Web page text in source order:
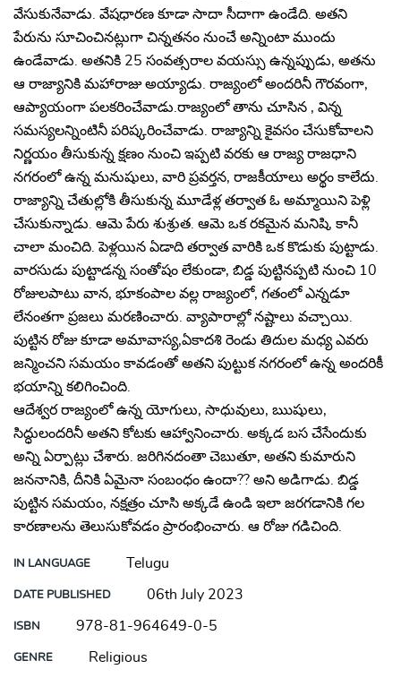
వేసుకునేవాడు. వేషధారణ కూడా సాదా సీదాగా ఉండేది. అతని
పేరును సూచించినట్లుగా చిన్నతనం నుంచే అన్నింటా ముందు
ఉండేవాడు. అతనికి 25 సంవత్సరాల వయస్సు ఉన్నప్పుడు, అతను
ఆ రాజ్యానికి మహారాజు అయ్యాడు. రాజ్యంలో అందరినీ గౌరవంగా,
ఆప్యాయంగా పలకరించేవాడు.రాజ్యంలో తాను చూసిన , విన్న
సమస్యలన్నింటినీ పరిష్కరించేవాడు. రాజ్యాన్ని కైవసం చేసుకోవాలని
నిర్ణయం తీసుకున్న క్షణం నుంచి ఇప్పటి వరకు ఆ రాజ్య రాజధాని
నగరంలో ఉన్న మనుషులు, వారి ప్రవర్తన, రాజకీయాలు అర్థం కాలేదు.
రాజ్యాన్ని చేతుల్లోకి తీసుకున్న మూడేళ్ల తర్వాత ఓ అమ్మాయిని పెళ్లి
చేసుకున్నాడు. ఆమె పేరు శుశ్రుత. ఆమె ఒక రకమైన మనిషి, కానీ
చాలా మంచిది. పెళ్లయిన ఏడాది తర్వాత వారికి ఒక కొడుకు పుట్టాడు.
వారసుడు పుట్టాడన్న సంతోషం లేకుండా, బిడ్డ పుట్టినప్పటి నుంచి 10
రోజులపాటు వాన, భూకంపాల వల్ల రాజ్యంలో, గతంలో ఎన్నడూ
లేనంతగా ప్రజలు మరణించారు. వ్యాపారాల్లో నష్టాలు వచ్చాయి.
పుట్టిన రోజు కూడా అమావాస్య,ఏకాదశి రెండు తిదుల మధ్య ఎవరు
జన్మించని సమయం కావడంతో అతని పుట్టుక నగరంలో ఉన్న అందరికీ
భయాన్ని కలిగించింది.
ఆదేశ్వర రాజ్యంలో ఉన్న యోగులు, సాధువులు, ఋషులు,
సిద్ధులందరినీ అతని కోటకు ఆహ్వానించారు. అక్కడ బస చేసేందుకు
అన్ని ఏర్పాట్లు చేశారు. జరిగినదంతా చెబుతూ, అతని కుమారుని
జననానికి, దీనికి ఏమైనా సంబంధం ఉందా?? అని అడిగాడు. బిడ్డ
పుట్టిన సమయం, నక్షత్రం చూసి అక్కడే ఉండి ఇలా జరగడానికి గల
కారణాలను తెలుసుకోవడం ప్రారంభించారు. ఆ రోజు గడిచింది.
IN LANGUAGE Telugu
DATE PUBLISHED 06th July 2023
ISBN 978-81-964649-0-5
GENRE Religious